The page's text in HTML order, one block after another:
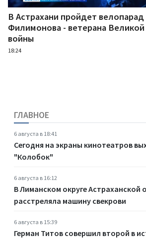
В Астрахани пройдет
Филимонова - ветерана
войны
18:24
ГЛАВНОЕ
6 августа в 18:41
Сегодня на экраны кинотеатров
"Колобок"
6 августа в 16:12
В Лиманском округе
расстреляла машину свекрови
6 августа в 15:39
Герман Титов совершил второй в